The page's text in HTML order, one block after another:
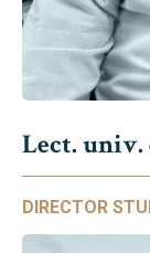
Lect.
DIRECTOR